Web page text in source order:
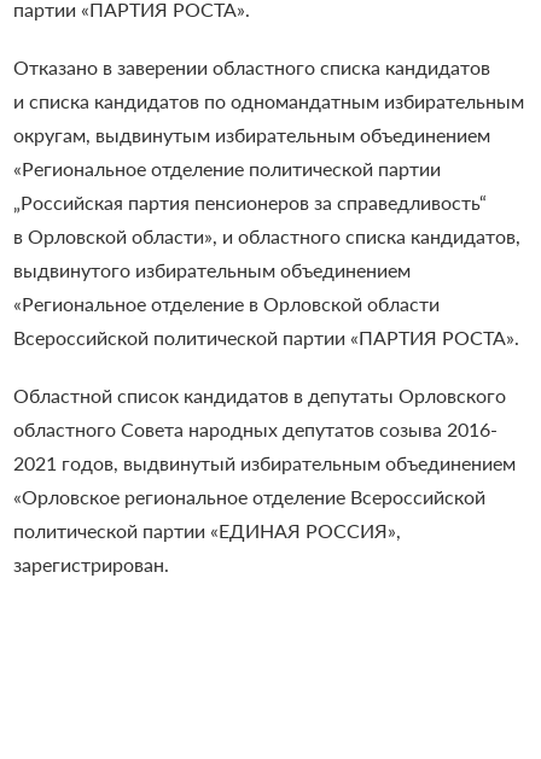
партии «ПАРТИЯ РОСТА».
Отказано в заверении областного списка кандидатов
и списка кандидатов по одномандатным избирательным
округам, выдвинутым избирательным объединением
«Региональное отделение политической партии
„Российская партия пенсионеров за справедливость“
в Орловской области», и областного списка кандидатов,
выдвинутого избирательным объединением
«Региональное отделение в Орловской области
Всероссийской политической партии «ПАРТИЯ РОСТА».
Областной список кандидатов в депутаты Орловского
областного Совета народных депутатов созыва 2016-
2021 годов, выдвинутый избирательным объединением
«Орловское региональное отделение Всероссийской
политической партии «ЕДИНАЯ РОССИЯ»,
зарегистрирован.